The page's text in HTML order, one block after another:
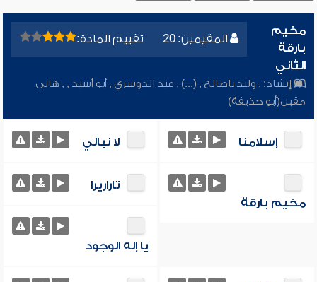
المقيمين: 20 تقييم المادة:
مخيم
بارقة
الثاني
إنشاد: , وليد باصالح ,
(...)
, عيد الدوسري ,أبو أسيد ,
, هاني
مقبل(أبو حذيفة)
إسلامنا لا نبالي
مخيم بارقة
تاراريرا
يا إله الوجود